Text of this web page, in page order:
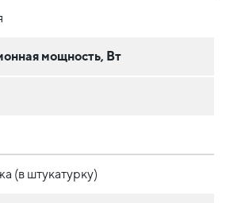
мощность, Вт
(в штукатурку)